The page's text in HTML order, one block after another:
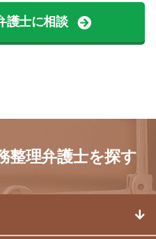
護士に相談
整理弁護士を探す